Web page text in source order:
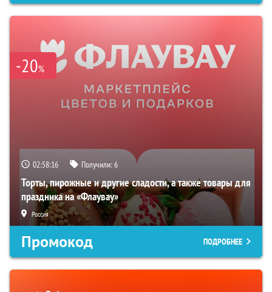
-20%
02:58:15 Получили:6
Торты, пирожные и другие сладости, а также товары для
праздника на «Флаувау»
Россия
Промокод ПОДРОБНЕЕ